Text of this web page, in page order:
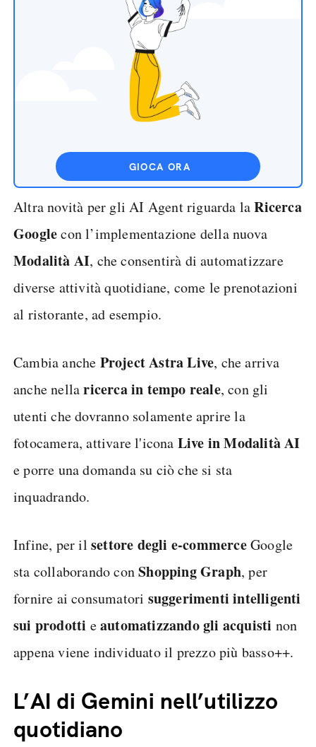
GIOCA ORA
Altra novità per gli AI Agent riguarda laRicerca
Googlecon l’implementazione della nuova
Modalità AI, che consentirà di automatizzare
diverse attività quotidiane, come le prenotazioni
al ristorante, ad esempio.
Cambia anche Project Astra Live, che arriva
anche nellaricerca in tempo reale, con gli
utenti che dovranno solamente aprire la
fotocamera, attivare l'icona Live inModalitàAI
e porre una domanda su ciò che si sta
inquadrando.
Infine, per il settore degli e-commerceGoogle
sta collaborando conShoppingGraph, per
fornire ai consumatori suggerimenti intelligenti
sui prodotti eautomatizzando gli acquisti non
appena viene individuato il prezzo più basso++.
L’AI di Gemini nell’utilizzo
quotidiano